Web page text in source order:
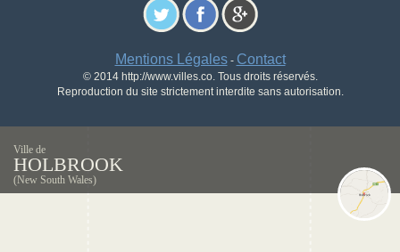
Mentions Légales- Contact
© 2014 http://www.villes.co. Tous droits réservés.
Reproduction du site strictement interdite sans autorisation.
Ville de
HOLBROOK
(New South Wales)